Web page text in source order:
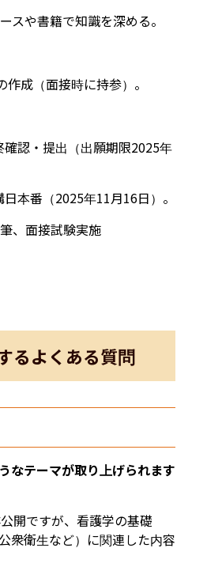
スや書籍で知識を深める。
作成（面接時に持参）。
確認・提出（出願期限2025年
本番（2025年11月16日）。
、面接試験実施
るよくある質問
なテーマが取り上げられます
開ですが、看護学の基礎
衆衛生など）に関連した内容